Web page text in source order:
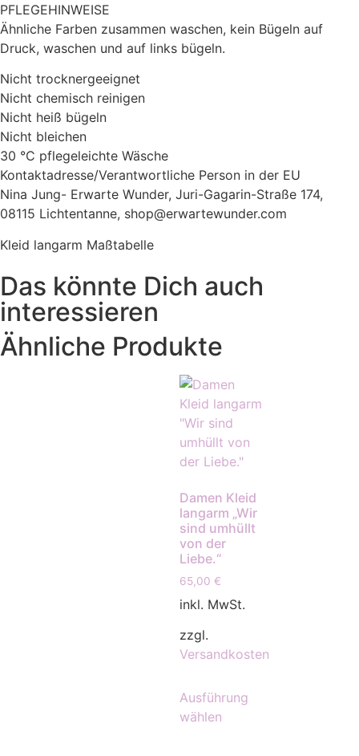
PFLEGEHINWEISE
Ähnliche Farben zusammen waschen, kein Bügeln auf
Druck, waschen und auf links bügeln.
Nicht trocknergeeignet
Nicht chemisch reinigen
Nicht heiß bügeln
Nicht bleichen
30 °C pflegeleichte Wäsche
Kontaktadresse/Verantwortliche Person in der EU
Nina Jung- Erwarte Wunder, Juri-Gagarin-Straße 174,
08115 Lichtentanne, shop@erwartewunder.com
Kleid langarm Maßtabelle
Das könnte Dich auch
interessieren
Ähnliche Produkte
Damen Kleid
langarm „Wir
sind umhüllt
von der
Liebe.“
65,00 €
inkl. MwSt.
zzgl.
Versandkosten
Ausführung
wählen